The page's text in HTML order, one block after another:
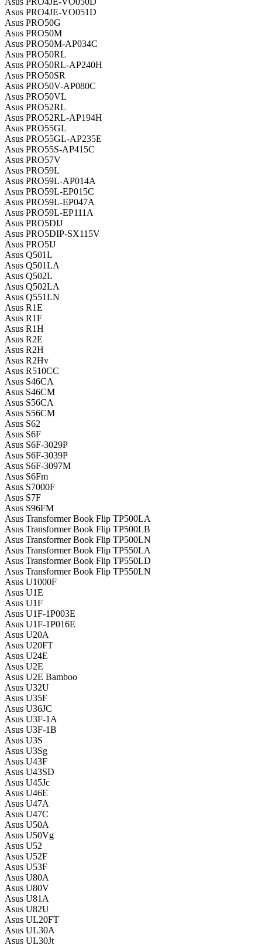
Asus PRO4JE-VO051D
Asus PRO50G
Asus PRO50M
Asus PRO50M-AP034C
Asus PRO50RL
Asus PRO50RL-AP240H
Asus PRO50SR
Asus PRO50V-AP080C
Asus PRO50VL
Asus PRO52RL
Asus PRO52RL-AP194H
Asus PRO55GL
Asus PRO55GL-AP235E
Asus PRO55S-AP415C
Asus PRO57V
Asus PRO59L
Asus PRO59L-AP014A
Asus PRO59L-EP015C
Asus PRO59L-EP047A
Asus PRO59L-EP111A
Asus PRO5DIJ
Asus PRO5DIP-SX115V
Asus PRO5IJ
Asus Q501L
Asus Q501LA
Asus Q502L
Asus Q502LA
Asus Q551LN
Asus R1E
Asus R1F
Asus R1H
Asus R2E
Asus R2H
Asus R2Hv
Asus R510CC
Asus S46CA
Asus S46CM
Asus S56CA
Asus S56CM
Asus S62
Asus S6F
Asus S6F-3029P
Asus S6F-3039P
Asus S6F-3097M
Asus S6Fm
Asus S7000F
Asus S7F
Asus S96FM
Asus Transformer Book Flip TP500LA
Asus Transformer Book Flip TP500LB
Asus Transformer Book Flip TP500LN
Asus Transformer Book Flip TP550LA
Asus Transformer Book Flip TP550LD
Asus Transformer Book Flip TP550LN
Asus U1000F
Asus U1E
Asus U1F
Asus U1F-1P003E
Asus U1F-1P016E
Asus U20A
Asus U20FT
Asus U24E
Asus U2E
Asus U2E Bamboo
Asus U32U
Asus U35F
Asus U36JC
Asus U3F-1A
Asus U3F-1B
Asus U3S
Asus U3Sg
Asus U43F
Asus U43SD
Asus U45Jc
Asus U46E
Asus U47A
Asus U47C
Asus U50A
Asus U50Vg
Asus U52
Asus U52F
Asus U53F
Asus U80A
Asus U80V
Asus U81A
Asus U82U
Asus UL20FT
Asus UL30A
Asus UL30Jt